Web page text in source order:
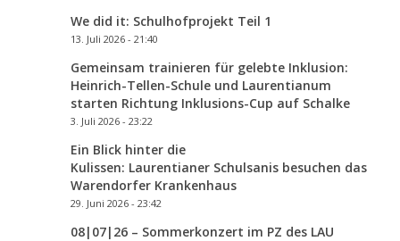
We did it: Schulhofprojekt Teil 1
13. Juli 2026 - 21:40
Gemeinsam trainieren für gelebte Inklusion:
Heinrich-Tellen-Schule und Laurentianum
starten Richtung Inklusions-Cup auf Schalke
3. Juli 2026 - 23:22
Ein Blick hinter die
Kulissen: Laurentianer Schulsanis besuchen das
Warendorfer Krankenhaus
29. Juni 2026 - 23:42
08|07|26 – Sommerkonzert im PZ des LAU